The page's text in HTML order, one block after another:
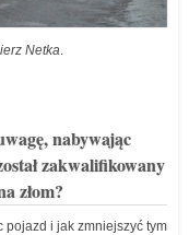
Netka.
nabywając
zakwalifikowany
złom?
pojazd i jak zmniejszyć tym